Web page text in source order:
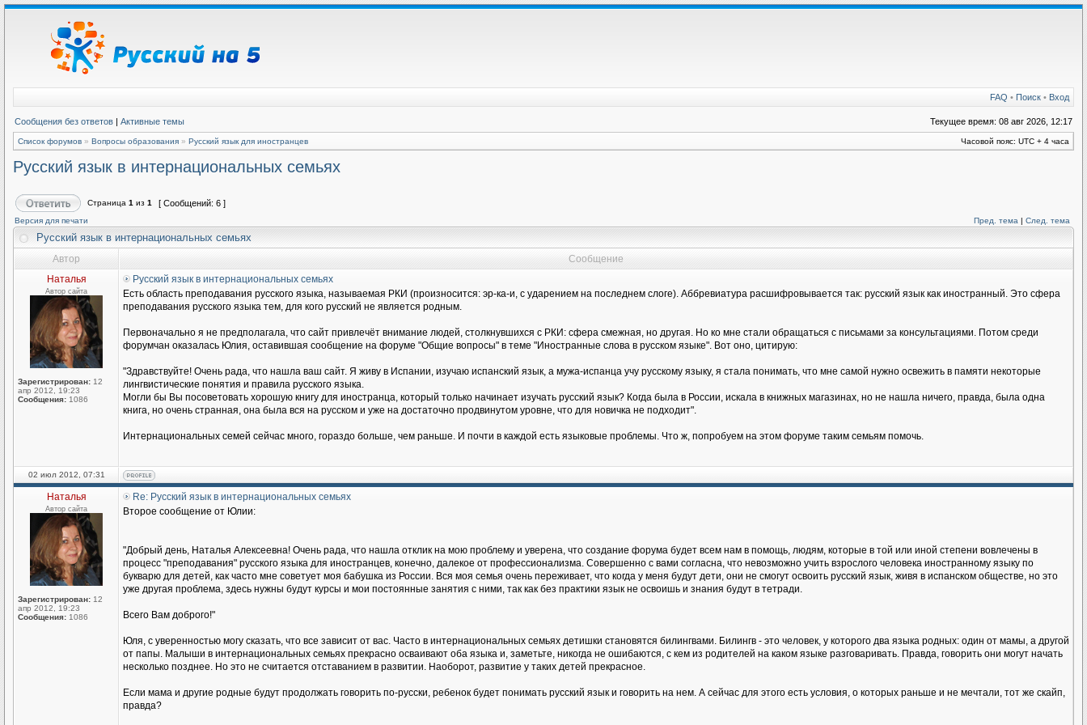
FAQ • Поиск • Вход
Сообщения без ответов | Активные темы Текущее время: 08 авг 2026, 12:17
Список форумов » Вопросы образования » Русский язык для иностранцев Часовой пояс: UTC + 4 часа
Русский язык в интернациональных семьях
Страница 1 из 1 [ Сообщений: 6 ]
Версия для печати Пред. тема | След. тема
Русский язык в интернациональных семьях
Автор
Сообщение
Наталья
Автор сайта
Зарегистрирован: 12
апр 2012, 19:23
Сообщения: 1086
Русский язык в интернациональных семьях
Есть область преподавания русского языка, называемая РКИ (произносится: эр-ка-и, с ударением на последнем слоге). Аббревиатура расшифровывается так: русский язык как иностранный. Это сфера
преподавания русского языка тем, для кого русский не является родным.
Первоначально я не предполагала, что сайт привлечёт внимание людей, столкнувшихся с РКИ: сфера смежная, но другая. Но ко мне стали обращаться с письмами за консультациями. Потом среди
форумчан оказалась Юлия, оставившая сообщение на форуме "Общие вопросы" в теме "Иностранные слова в русском языке". Вот оно, цитирую:
"Здравствуйте! Очень рада, что нашла ваш сайт. Я живу в Испании, изучаю испанский язык, а мужа-испанца учу русскому языку, я стала понимать, что мне самой нужно освежить в памяти некоторые
лингвистические понятия и правила русского языка.
Могли бы Вы посоветовать хорошую книгу для иностранца, который только начинает изучать русский язык? Когда была в России, искала в книжных магазинах, но не нашла ничего, правда, была одна
книга, но очень странная, она была вся на русском и уже на достаточно продвинутом уровне, что для новичка не подходит".
Интернациональных семей сейчас много, гораздо больше, чем раньше. И почти в каждой есть языковые проблемы. Что ж, попробуем на этом форуме таким семьям помочь.
02 июл 2012, 07:31
Наталья
Автор сайта
Зарегистрирован: 12
апр 2012, 19:23
Сообщения: 1086
Re: Русский язык в интернациональных семьях
Второе сообщение от Юлии:
"Добрый день, Наталья Алексеевна! Очень рада, что нашла отклик на мою проблему и уверена, что создание форума будет всем нам в помощь, людям, которые в той или иной степени вовлечены в
процесс "преподавания" русского языка для иностранцев, конечно, далекое от профессионализма. Совершенно с вами согласна, что невозможно учить взрослого человека иностранному языку по
букварю для детей, как часто мне советует моя бабушка из России. Вся моя семья очень переживает, что когда у меня будут дети, они не смогут освоить русский язык, живя в испанском обществе, но это
уже другая проблема, здесь нужны будут курсы и мои постоянные занятия с ними, так как без практики язык не освоишь и знания будут в тетради.
Всего Вам доброго!"
Юля, с уверенностью могу сказать, что все зависит от вас. Часто в интернациональных семьях детишки становятся билингвами. Билингв - это человек, у которого два языка родных: один от мамы, а другой
от папы. Малыши в интернациональных семьях прекрасно осваивают оба языка и, заметьте, никогда не ошибаются, с кем из родителей на каком языке разговаривать. Правда, говорить они могут начать
несколько позднее. Но это не считается отставанием в развитии. Наоборот, развитие у таких детей прекрасное.
Если мама и другие родные будут продолжать говорить по-русски, ребенок будет понимать русский язык и говорить на нем. А сейчас для этого есть условия, о которых раньше и не мечтали, тот же скайп,
правда?